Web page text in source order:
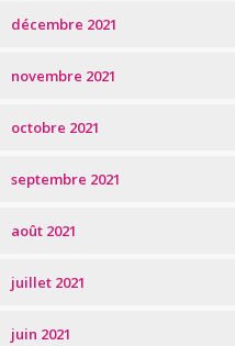
décembre 2021
novembre 2021
octobre 2021
septembre 2021
août 2021
juillet 2021
juin 2021